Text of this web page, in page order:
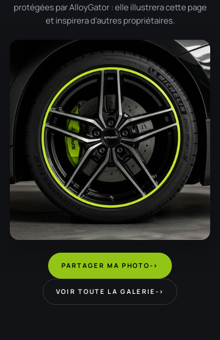
protégées par AlloyGator : elle illustrera cette page
et inspirera d'autres propriétaires.
PARTAGER MA PHOTO->
VOIR TOUTE LA GALERIE ->